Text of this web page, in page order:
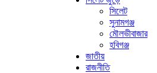
সিলেট
সুনামগঞ্জ
মৌলভীবাজার
হবিগঞ্জ
জাতীয়
রাজনীতি